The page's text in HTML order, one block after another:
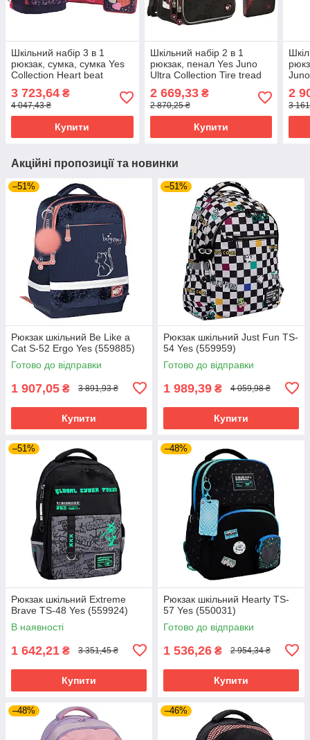
Шкільний набір 3 в 1
рюкзак, сумка, сумка Yes
Collection Heart beat
3 723,64 ₴
4 047,43 ₴
Купити
Шкільний набір 2 в 1
рюкзак, пенал Yes Juno
Ultra Collection Tire tread
2 669,33₴
2 870,25 ₴
Купити
2
3
Акційні пропозиції та новинки
–51%
Рюкзак шкільний Be Like a
Cat S-52 Ergo Yes (559885)
Готово до відправки
1 907,05 ₴ 3 891,93 ₴
Купити
–51%
Рюкзак шкільний Just Fun TS-
54 Yes (559959)
Готово до відправки
1 989,39 ₴ 4 059,98 ₴
Купити
–51%
Рюкзак шкільний Extreme
Brave TS-48 Yes (559924)
В наявності
1 642,21 ₴ 3 351,45 ₴
Купити
–48%
Рюкзак шкільний Hearty TS-
57 Yes (550031)
Готово до відправки
1 536,26 ₴ 2 954,34 ₴
Купити
–48% –46%